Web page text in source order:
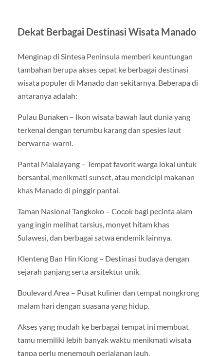
Dekat Berbagai Destinasi Wisata Manado
Menginap di Sintesa Peninsula memberi keuntungan
tambahan berupa akses cepat ke berbagai destinasi
wisata populer di Manado dan sekitarnya. Beberapa di
antaranya adalah:
Pulau Bunaken – Ikon wisata bawah laut dunia yang
terkenal dengan terumbu karang dan spesies laut
berwarna-warni.
Pantai Malalayang – Tempat favorit warga lokal untuk
bersantai, menikmati sunset, atau mencicipi makanan
khas Manado di pinggir pantai.
Taman Nasional Tangkoko – Cocok bagi pecinta alam
yang ingin melihat tarsius, monyet hitam khas
Sulawesi, dan berbagai satwa endemik lainnya.
Klenteng Ban Hin Kiong – Destinasi budaya dengan
sejarah panjang serta arsitektur unik.
Boulevard Area – Pusat kuliner dan tempat nongkrong
malam hari dengan suasana yang hidup.
Akses yang mudah ke berbagai tempat ini membuat
tamu memiliki lebih banyak waktu menikmati wisata
tanpa perlu menempuh perjalanan jauh.